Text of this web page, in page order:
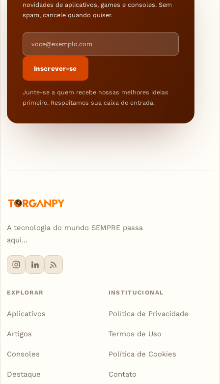
novidades de aplicativos, games e consoles. Sem
spam, cancele quando quiser.
Endereço de e-mail
Inscrever-se
Junte-se a quem recebe nossas melhores ideias
primeiro. Respeitamos sua caixa de entrada.
A tecnologia do mundo SEMPRE passa
aqui...
EXPLORAR
Aplicativos
Artigos
Consoles
Destaque
INSTITUCIONAL
Política de Privacidade
Termos de Uso
Política de Cookies
Contato